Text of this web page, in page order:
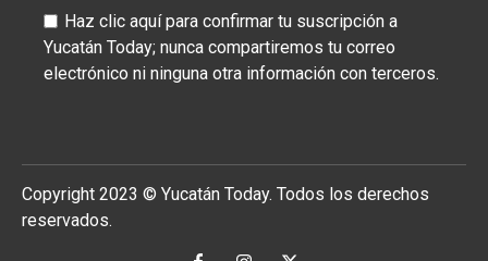
Haz clic aquí para confirmar tu suscripción a
Yucatán Today; nunca compartiremos tu correo
electrónico ni ninguna otra información con terceros.
Copyright 2023 © Yucatán Today. Todos los derechos
reservados.